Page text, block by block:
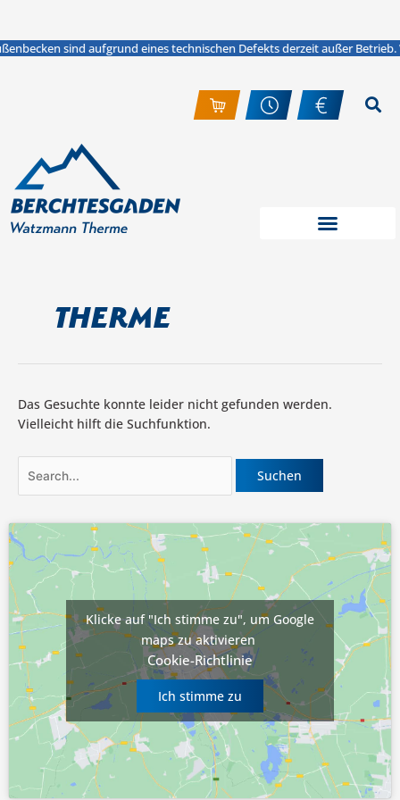
springen
Aktuelle Meldung: Hinweis: Die Attraktionen im Soleinnen - und
sind aufgrund eines technischen Defekts derzeit außer Betrieb.
Therme
Das Gesuchte konnte leider nicht gefunden werden.
Vielleicht hilft die Suchfunktion.
Klicke auf "Ich stimme zu", um Google
maps zu aktivieren
Cookie-Richtlinie
Ich stimme zu